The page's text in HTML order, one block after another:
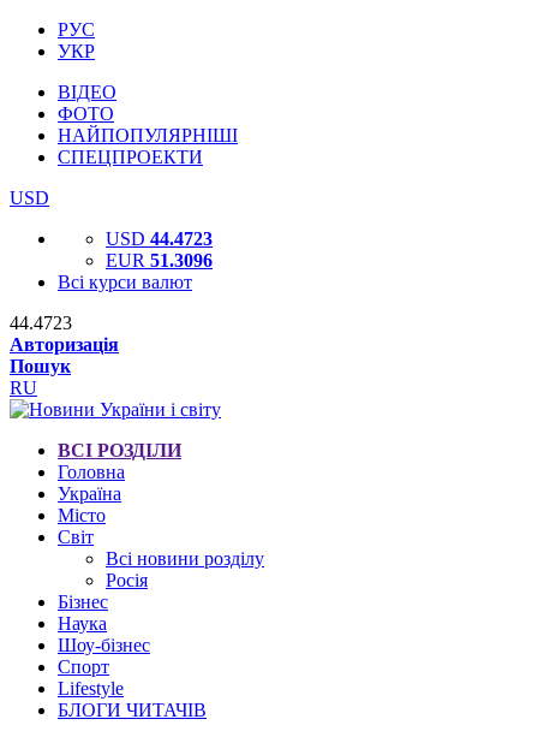
РУС
УКР
ВІДЕО
ФОТО
НАЙПОПУЛЯРНІШІ
СПЕЦПРОЕКТИ
USD
USD 44.4723
EUR 51.3096
Всі курси валют
44.4723
Авторизація
Пошук
RU
ВСІ РОЗДІЛИ
Головна
Україна
Місто
Світ
Всі новини розділу
Росія
Бізнес
Наука
Шоу-бізнес
Спорт
Lifestyle
БЛОГИ ЧИТАЧІВ